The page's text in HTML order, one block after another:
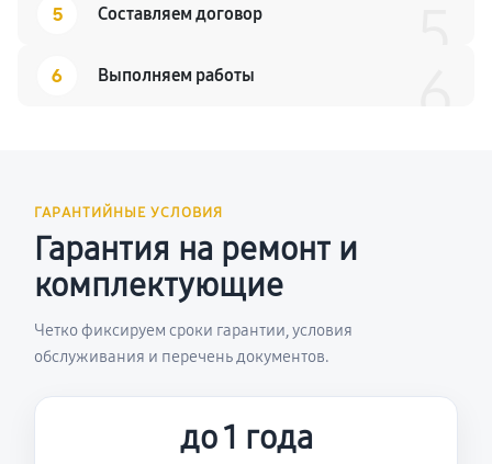
5 Составляем договор
6 Выполняем работы
ГАРАНТИЙНЫЕ УСЛОВИЯ
Гарантия на ремонт и
комплектующие
Четко фиксируем сроки гарантии, условия
обслуживания и перечень документов.
до 1 года